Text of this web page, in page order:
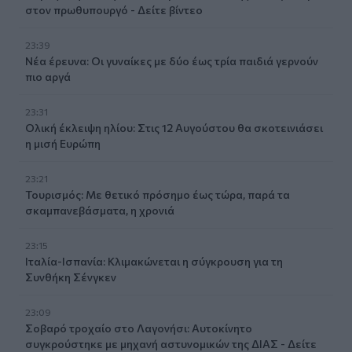
στον πρωθυπουργό - Δείτε βίντεο
23:39
Νέα έρευνα: Οι γυναίκες με δύο έως τρία παιδιά γερνούν
πιο αργά
23:31
Ολική έκλειψη ηλίου: Στις 12 Αυγούστου θα σκοτεινιάσει
η μισή Ευρώπη
23:21
Τουρισμός: Με θετικό πρόσημο έως τώρα, παρά τα
σκαμπανεβάσματα, η χρονιά
23:15
Ιταλία-Ισπανία: Κλιμακώνεται η σύγκρουση για τη
Συνθήκη Σένγκεν
23:09
Σοβαρό τροχαίο στο Λαγονήσι: Αυτοκίνητο
συγκρούστηκε με μηχανή αστυνομικών της ΔΙΑΣ - Δείτε